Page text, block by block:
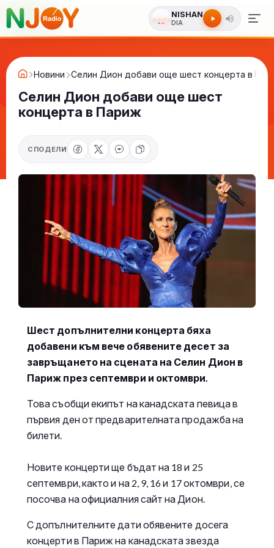
NISHAN
DIA
Новини Селин Дион добави още шест концерта в
Селин Дион добави още шест
концерта в Париж
СПОДЕЛИ
Шест допълнителни концерта бяха
добавени към вече обявените десет за
завръщането на сцената на Селин Дион в
Париж през септември и октомври.
Това съобщи екипът на канадската певица в
първия ден от предварителната продажба на
билети.
Новите концерти ще бъдат на 18 и 25
септември, както и на 2, 9, 16 и 17 октомври, се
посочва на официалния сайт на Дион.
С допълнителните дати обявените досега
концерти в Париж на канадската звезда